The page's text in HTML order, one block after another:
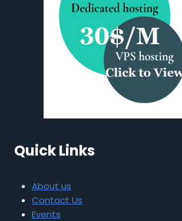
Quick Links
About us
Contact Us
Events